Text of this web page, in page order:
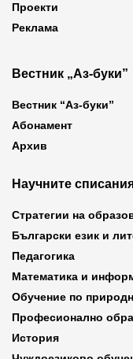
Проекти
Реклама
Вестник „Аз-буки”
Вестник “Аз-буки”
Абонамент
Архив
Научните
Стратегии на
Български език и
Педагогика
Математика и
Обучение по
Професионално
История